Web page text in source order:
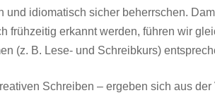
und idiomatisch sicher beherrschen.
frühzeitig erkannt werden, führen wir
(z. B. Lese- und Schreibkurs)
Schreiben – ergeben sich aus